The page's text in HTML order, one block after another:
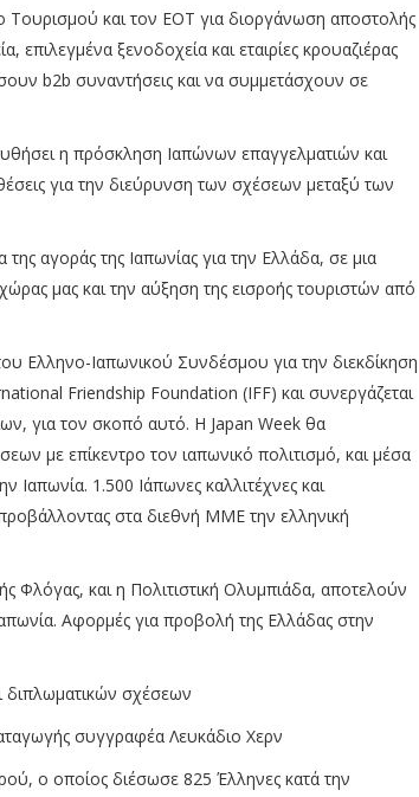
Τουρισμού και τον ΕΟΤ για διοργάνωση αποστολής
ξενοδοχεία και εταιρίες κρουαζιέρας
b2b συναντήσεις και να συμμετάσχουν σε
η πρόσκληση Ιαπώνων επαγγελματιών και
για την διεύρυνση των σχέσεων μεταξύ των
αγοράς της Ιαπωνίας για την Ελλάδα, σε μια
μας και την αύξηση της εισροής τουριστών από
Ελληνο-Ιαπωνικού Συνδέσμου για την διεκδίκηση
Friendship Foundation (IFF) και συνεργάζεται
για τον σκοπό αυτό. Η Japan Week θα
με επίκεντρο τον ιαπωνικό πολιτισμό, και μέσα
1.500 Ιάπωνες καλλιτέχνες και
στα διεθνή ΜΜΕ την ελληνική
Φλόγας, και η Πολιτιστική Ολυμπιάδα, αποτελούν
Αφορμές για προβολή της Ελλάδας στην
διπλωματικών σχέσεων
συγγραφέα Λευκάδιο Χερν
ο οποίος διέσωσε 825 Έλληνες κατά την